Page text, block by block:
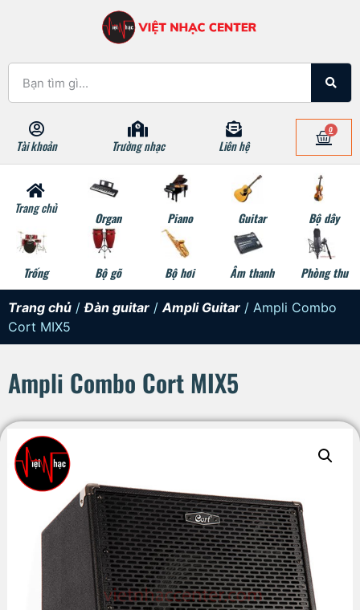
Tài khoản Trường nhạc Liên hệ
0
Trang chủ
Organ Piano Guitar Bộ dây
Trống Bộ gõ Bộ hơi Âm thanh Phòng thu
Trang chủ /Đàn guitar / Ampli Guitar / Ampli Combo
Cort MIX5
Ampli Combo Cort MIX5